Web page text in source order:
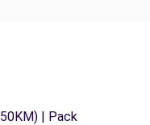
| Pack